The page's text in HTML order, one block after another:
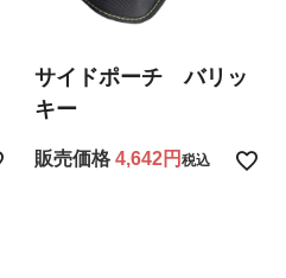
サイドポーチ バリッ
キー
販売価格 4,642 税込